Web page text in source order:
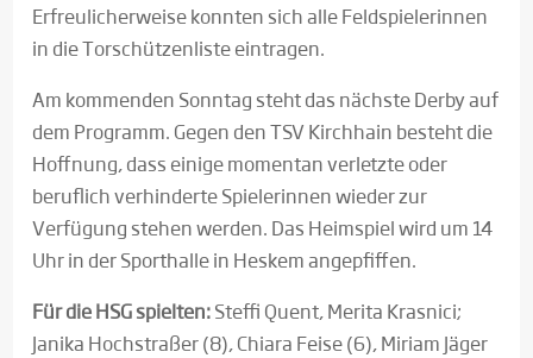
Erfreulicherweise konnten sich alle Feldspielerinnen
in die Torschützenliste eintragen.
Am kommenden Sonntag steht das nächste Derby auf
dem Programm. Gegen den TSV Kirchhain besteht die
Hoffnung, dass einige momentan verletzte oder
beruflich verhinderte Spielerinnen wieder zur
Verfügung stehen werden. Das Heimspiel wird um 14
Uhr in der Sporthalle in Heskem angepfiffen.
Für die HSG spielten:Steffi Quent, Merita Krasnici;
Janika Hochstraßer (8), Chiara Feise (6), Miriam Jäger